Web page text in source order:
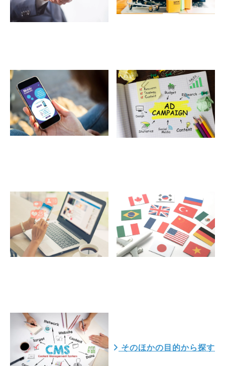
ランディングページ キャンペーンサイト
オウンドメディア 多言語サイト
WordPress
そのほかの目的から探す